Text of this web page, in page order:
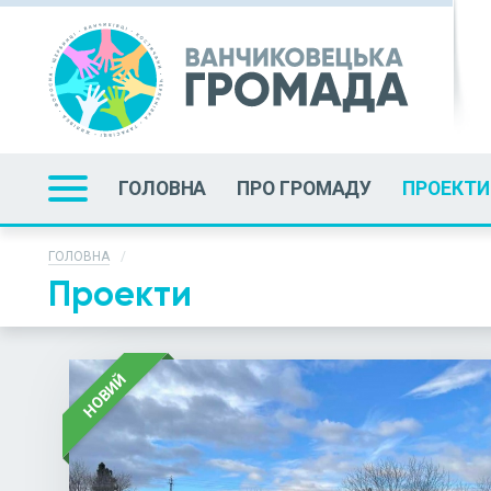
ГОЛОВНА ПРО ГРОМАДУ ПРОЕКТИ
ГОЛОВНА
Проекти
НОВИЙ